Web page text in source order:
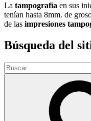
La tampografía en sus
tenían hasta 8mm. de
de las impresiones
Búsqueda del
Buscar
por: